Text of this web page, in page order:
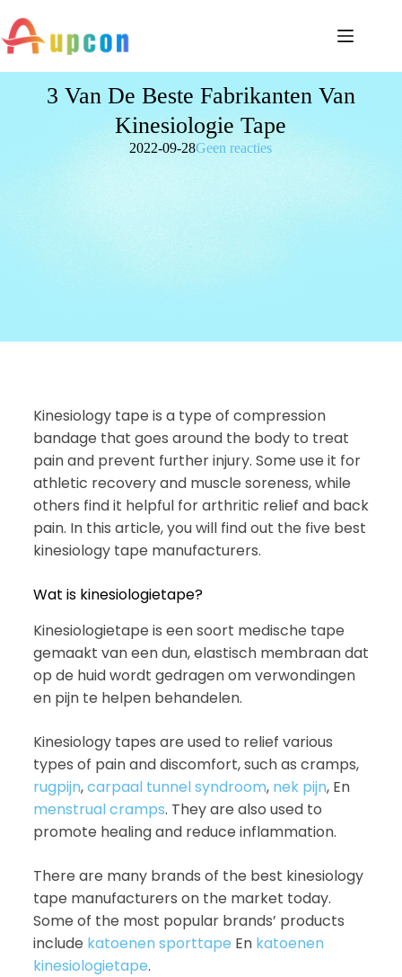
3 Van De Beste Fabrikanten Van
Kinesiologie Tape
2022-09-28Geen reacties
Kinesiology tape is a type of compression
bandage that goes around the body to treat
pain and prevent further injury. Some use it for
athletic recovery and muscle soreness, while
others find it helpful for arthritic relief and back
pain. In this article, you will find out the five best
kinesiology tape manufacturers.
Wat is kinesiologietape?
Kinesiologietape is een soort medische tape
gemaakt van een dun, elastisch membraan dat
op de huid wordt gedragen om verwondingen
en pijn te helpen behandelen.
Kinesiology tapes are used to relief various
types of pain and discomfort, such as cramps,
rugpijn,carpaal tunnel syndroom, nek pijn, En
menstrual cramps. They are also used to
promote healing and reduce inflammation.
There are many brands of the best kinesiology
tape manufacturers on the market today.
Some of the most popular brands’ products
include katoenen sporttape En katoenen
kinesiologietape.